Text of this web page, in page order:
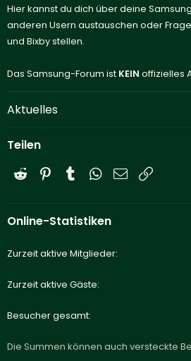
Hier kannst du dich über deine
anderen Usern austauschen oder
und Bixby stellen.
Das Samsung-Forum ist KEIN offizielles
Aktuelles
Teilen
Reddit PinterestTumblrWhatsApp
E-Mail
Online-Statistiken
Zurzeit aktive Mitglieder
Zurzeit aktive Gäste
Besucher gesamt
Die Summen können auch versteckte